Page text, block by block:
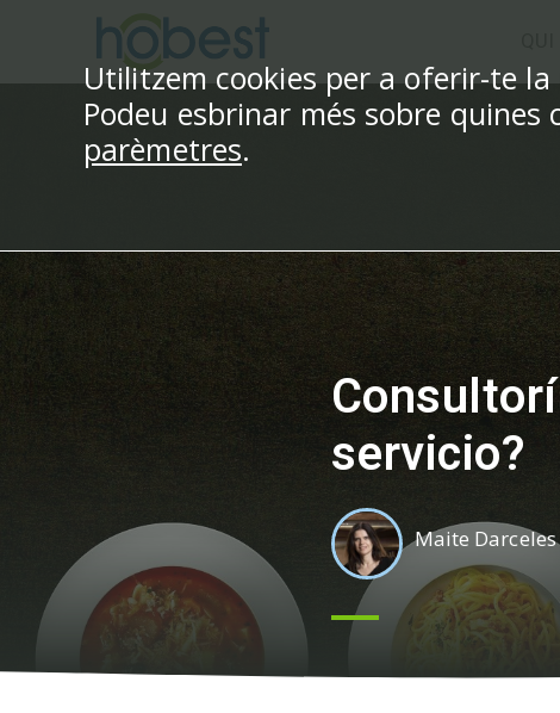
contingut
servicio?
Maite Darceles
Utilitzem cookies per a oferir-te
Podeu esbrinar més sobre
parèmetres.